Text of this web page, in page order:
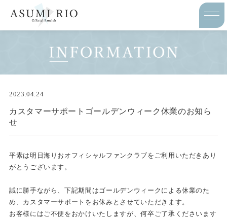
2023.04.24
カスタマーサポートゴールデンウィーク休業のお知ら
せ
平素は明日海りおオフィシャルファンクラブをご利用いただきあり
がとうございます。
誠に勝手ながら、下記期間はゴールデンウィークによる休業のた
め、カスタマーサポートをお休みとさせていただきます。
お客様にはご不便をおかけいたしますが、何卒ご了承くださいます